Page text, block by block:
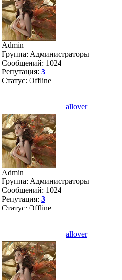
Admin
Группа: Администраторы
Сообщений: 1024
Репутация: 3
Статус: Offline
allover
Admin
Группа: Администраторы
Сообщений: 1024
Репутация: 3
Статус: Offline
allover